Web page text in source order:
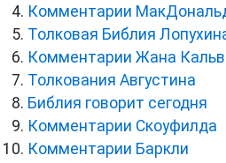
Комментарии
Толковая Библия
Комментарии Жана
Толкования Августина
Библия говорит сегодня
Комментарии Скоуфилда
Комментарии Баркли